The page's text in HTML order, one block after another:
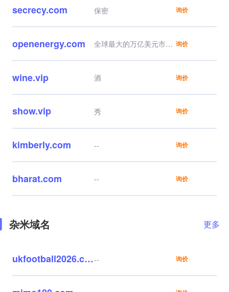
secrecy.com 保密 询价
openenergy.com
全球最大的万亿美元市场
全球行业巨头、顶级独角
兽资产
询价
wine.vip 酒 询价
show.vip 秀 询价
kimberly.com -- 询价
bharat.com -- 询价
杂米域名 更多
ukfootball2026.com-- 询价